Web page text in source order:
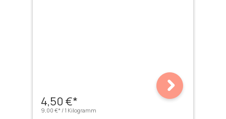
4,50 €*
9,00 €* / 1 Kilogramm